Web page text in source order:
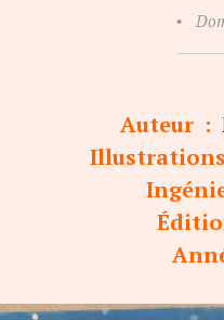
•
Auteur :